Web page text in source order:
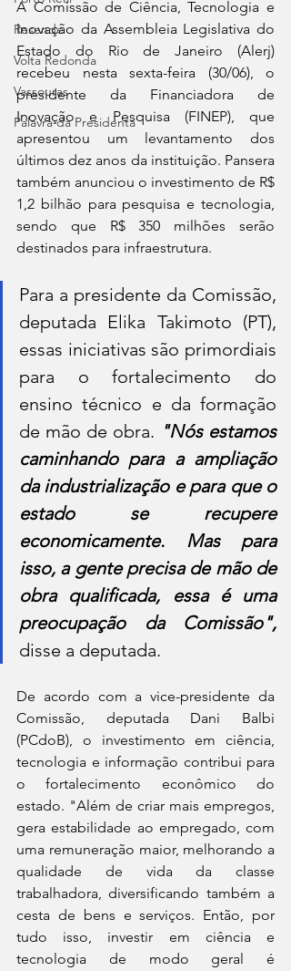
Resende
Volta Redonda
Vassouras
Palavra da Presidenta
A Comissão de Ciência, Tecnologia e
Inovação da Assembleia Legislativa do
Estado do Rio de Janeiro (Alerj)
recebeu nesta sexta-feira (30/06), o
presidente da Financiadora de
Inovação e Pesquisa (FINEP), que
apresentou um levantamento dos
últimos dez anos da instituição. Pansera
também anunciou o investimento de R$
1,2 bilhão para pesquisa e tecnologia,
sendo que R$ 350 milhões serão
destinados para infraestrutura.
Para a presidente da Comissão,
deputada Elika Takimoto (PT),
essas iniciativas são primordiais
para o fortalecimento do
ensino técnico e da formação
de mão de obra. "Nós estamos
caminhando para a ampliação
da industrialização e para que o
estado se recupere
economicamente. Mas para
isso, a gente precisa de mão de
obra qualificada, essa é uma
preocupação da Comissão",
disse a deputada.
De acordo com a vice-presidente da
Comissão, deputada Dani Balbi
(PCdoB), o investimento em ciência,
tecnologia e informação contribui para
o fortalecimento econômico do
estado. "Além de criar mais empregos,
gera estabilidade ao empregado, com
uma remuneração maior, melhorando a
qualidade de vida da classe
trabalhadora, diversificando também a
cesta de bens e serviços. Então, por
tudo isso, investir em ciência e
tecnologia de modo geral é